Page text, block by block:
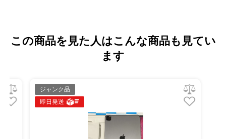
この商品を見た人はこんな商品も見てい
ます